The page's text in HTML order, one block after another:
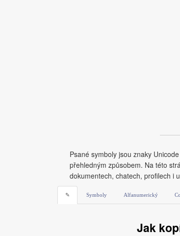
Psané symboly jsou znaky
přehledným způsobem. Na této
dokumentech, chatech, profilech i
✎ Symboly Alfanumerický
Jak